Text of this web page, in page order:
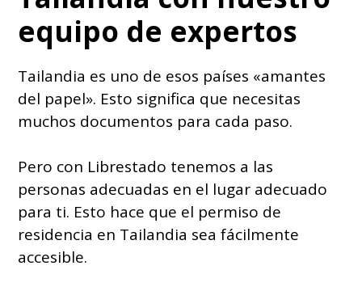
equipo de expertos
Tailandia es uno de esos países «amantes
del papel». Esto significa que necesitas
muchos documentos para cada paso.
Pero con Librestado tenemos a las
personas adecuadas en el lugar adecuado
para ti. Esto hace que el permiso de
residencia en Tailandia sea fácilmente
accesible.